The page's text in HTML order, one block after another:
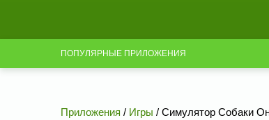
ПОПУЛЯРНЫЕ ПРИЛОЖЕНИЯ
Приложения / Игры / Симулятор Собаки